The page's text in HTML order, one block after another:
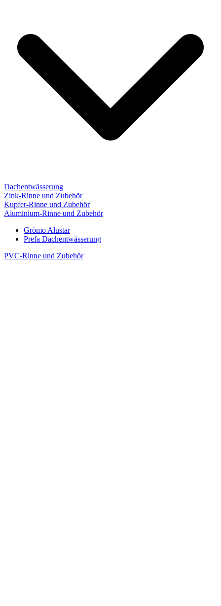
Dachentwässerung
Zink-Rinne und Zubehör
Kupfer-Rinne und Zubehör
Aluminium-Rinne und Zubehör
Grömo Alustar
Prefa Dachentwässerung
PVC-Rinne und Zubehör